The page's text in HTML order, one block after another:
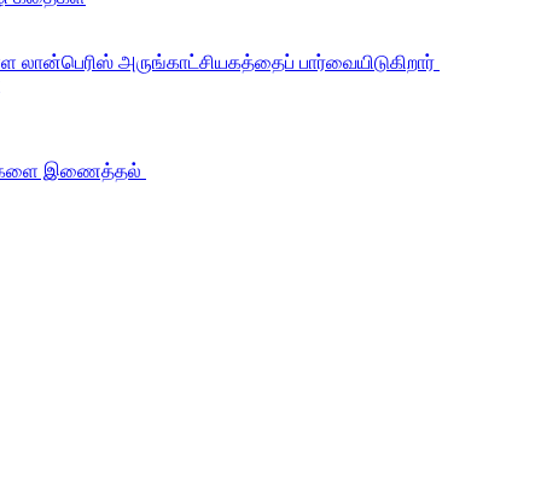
லான்பெரிஸ் அருங்காட்சியகத்தைப் பார்வையிடுகிறார்
இணைத்தல்